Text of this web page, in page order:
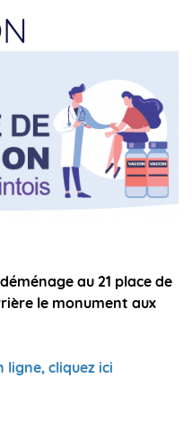
au 21 place de
le monument aux
ligne, cliquez ici